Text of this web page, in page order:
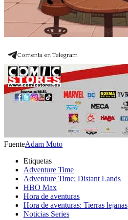
Comenta en Telegram
FuenteAdam Muto
Etiquetas
Adventure Time
Adventure Time: Distant Lands
HBO Max
Hora de aventuras
Hora de aventuras: Tierras lejanas
Noticias Series